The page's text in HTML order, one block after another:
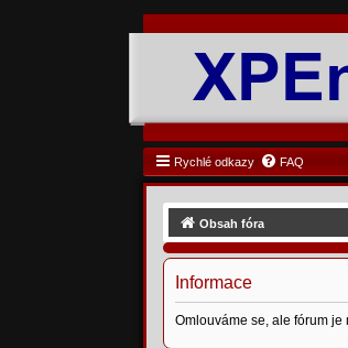
Rychlé odkazy FAQ
Obsah fóra
Informace
Omlouváme se, ale fórum